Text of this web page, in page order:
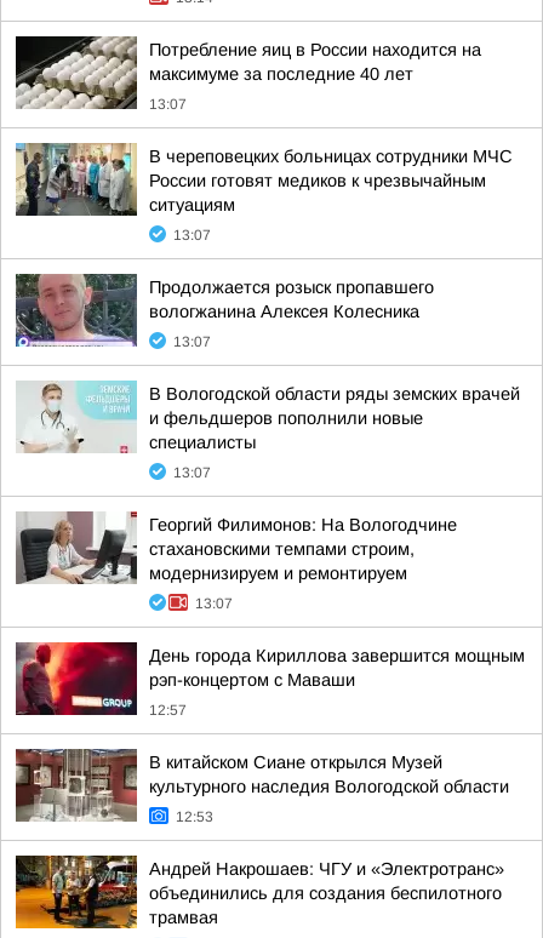
Потребление яиц в России находится на
максимуме за последние 40 лет
13:07
В череповецких больницах сотрудники МЧС
России готовят медиков к чрезвычайным
ситуациям
13:07
Продолжается розыск пропавшего
вологжанина Алексея Колесника
13:07
В Вологодской области ряды земских врачей
и фельдшеров пополнили новые
специалисты
13:07
Георгий Филимонов: На Вологодчине
стахановскими темпами строим,
модернизируем и ремонтируем
13:07
День города Кириллова завершится мощным
рэп-концертом с Маваши
12:57
В китайском Сиане открылся Музей
культурного наследия Вологодской области
12:53
Андрей Накрошаев: ЧГУ и «Электротранс»
объединились для создания беспилотного
трамвая